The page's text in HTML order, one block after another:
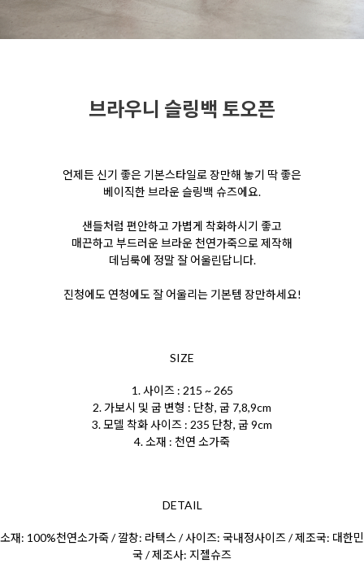
브라우니 슬링백 토오픈
언제든 신기 좋은 기본스타일로 장만해 놓기 딱 좋은
베이직한 브라운 슬링백 슈즈에요.
샌들처럼 편안하고 가볍게 착화하시기 좋고
매끈하고 부드러운 브라운 천연가죽으로제작해
데님룩에 정말 잘 어울린답니다.
진청에도 연청에도 잘 어울리는 기본템 장만하세요!
SIZE
1. 사이즈 : 215 ~ 265
2. 가보시 및 굽 변형 : 단창, 굽 7,8,9cm
3. 모델 착화 사이즈 : 235 단창, 굽 9cm
4. 소재 : 천연 소가죽
DETAIL
소재: 100%천연소가죽 / 깔창: 라텍스 / 사이즈: 국내정사이즈 / 제조국: 대한민
국 / 제조사: 지젤슈즈